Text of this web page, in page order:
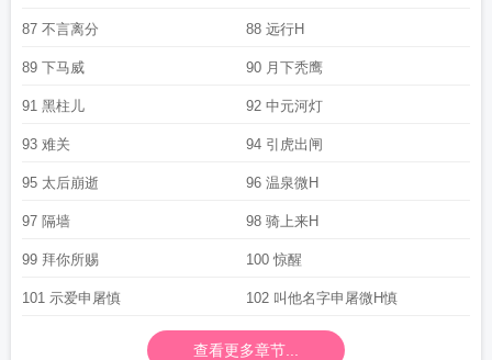
87 不言离分 88 远行H
89 下马威 90 月下秃鹰
91 黑柱儿 92 中元河灯
93 难关 94 引虎出闸
95 太后崩逝 96 温泉微H
97 隔墙 98 骑上来H
99 拜你所赐 100 惊醒
101 示爱申屠慎 102 叫他名字申屠微H慎
查看更多章节...